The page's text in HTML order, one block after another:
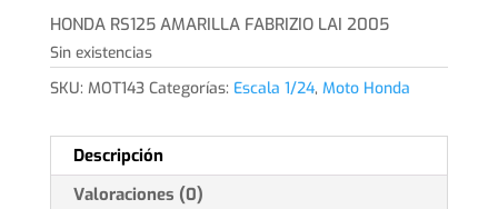
HONDA RS125 AMARILLA FABRIZIO LAI 2005
Sin existencias
SKU: MOT143 Categorías: Escala 1/24, Moto Honda
Descripción
Valoraciones (0)